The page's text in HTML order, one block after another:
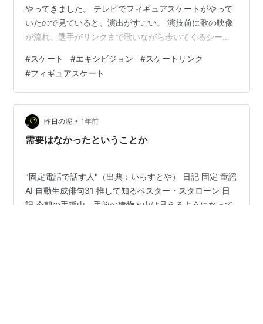
やってきました。 テレビでフィギュアスケートがやって
いたので見ていると、演出がすごい。 演技前に歌の映像
が流れ、選手がリンクまで歌いながら歩いてくるシーン
がスタート。 まるでミュージカルのようでびっくり。 家
族で見ながら、「え、スケート選手も歌わなきゃいけな
いの？」と話題に。 こんな演出、前はなかったですよ
ね。 スケート界もエンタメ化が進んでるのでしょうか。
しかし、選手の表情やリンクでしなやかなキレのある動
きを見ると、やっぱり本業はスケ…
#スケート #エキシビジョン #スケートリンク
#フィギュアスケート
昨日の泥 • 1年前
需要はなかったということか